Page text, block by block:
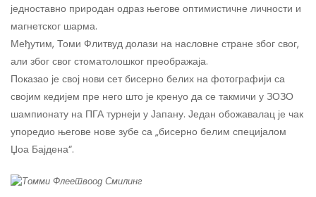
једноставно природан одраз његове оптимистичне личности и
магнетског шарма.
Међутим, Томи Флитвуд долази на насловне стране због свог,
али због свог стоматолошког преображаја.
Показао је свој нови сет бисерно белих на фотографији са
својим кедијем пре него што је кренуо да се такмичи у ЗОЗО
шампионату на ПГА турнеји у Јапану. Један обожавалац је чак
упоредио његове нове зубе са „бисерно белим специјалом
Џоа Бајдена“.